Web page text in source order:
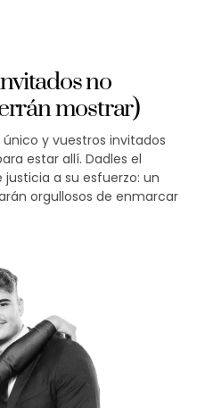
no
mostrar)
y vuestros invitados
estar allí. Dadles el
a su esfuerzo: un
orgullosos de enmarcar